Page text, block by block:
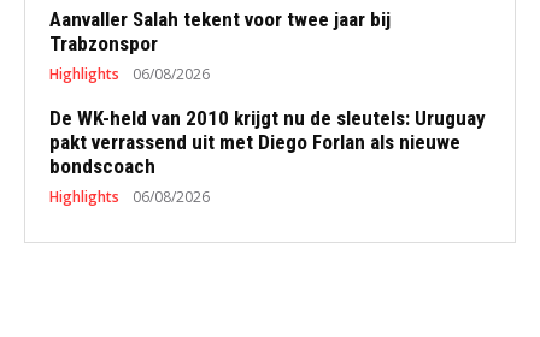
Aanvaller Salah tekent voor twee jaar bij
Trabzonspor
Highlights 06/08/2026
De WK-held van 2010 krijgt nu de sleutels: Uruguay
pakt verrassend uit met Diego Forlan als nieuwe
bondscoach
Highlights 06/08/2026